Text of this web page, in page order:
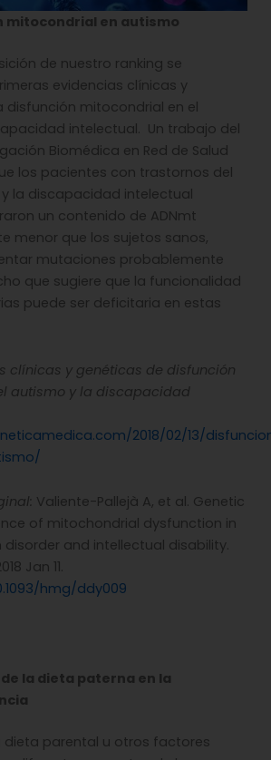
mitocondrial en autismo
de nuestro ranking se
evidencias clínicas y
disfunción mitocondrial en el
intelectual. Un trabajo del
Biomédica en Red de Salud
los pacientes con trastornos del
la discapacidad intelectual
un contenido de ADNmt
menor que los sujetos sanos,
mutaciones probablemente
que sugiere que la funcionalidad
puede ser deficitaria en estas
clínicas y genéticas de disfunción
autismo y la discapacidad
2018/02/13/
Valiente-Pallejà A, et al. Genetic
of mitochondrial dysfunction in
and intellectual disability.
Jan 11.
hmg/ddy009
la dieta paterna en la
dieta parental u otros factores